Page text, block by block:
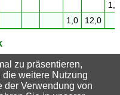
1,5
1,0 12,0
zu präsentieren,
weitere Nutzung
der Verwendung von